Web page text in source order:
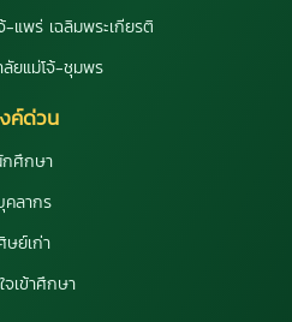
-แพร่ เฉลิมพระเกียรติ
ลัยแม่โจ้-ชุมพร
ค์ด่วน
ศึกษา
คลากร
ษย์เก่า
จเข้าศึกษา